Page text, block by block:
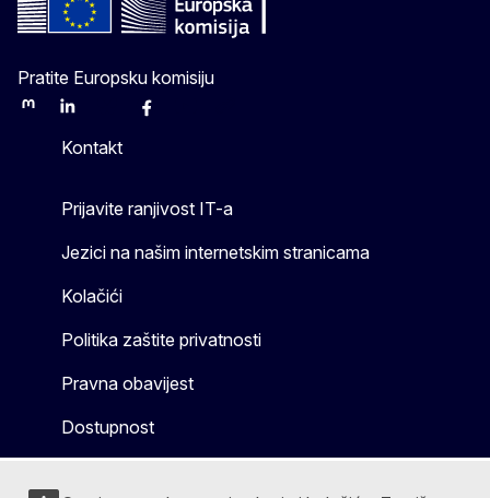
Pratite Europsku komisiju
MastodonLinkedInBlueskyFacebook
Kontakt
Prijavite ranjivost IT-a
Jezici na našim internetskim stranicama
Kolačići
Politika zaštite privatnosti
Pravna obavijest
Dostupnost